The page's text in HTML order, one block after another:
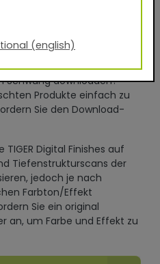
Kontaktaufnahme
von mehreren TIGER
Schwung downloaden?
Produkte einfach zu
Sie den Download-
Digital Finishes auf
Tiefenstrukturscans der
jedoch je nach
Farbton/Effekt
Sie ein original
an, um Farbe und Effekt zu
(english)